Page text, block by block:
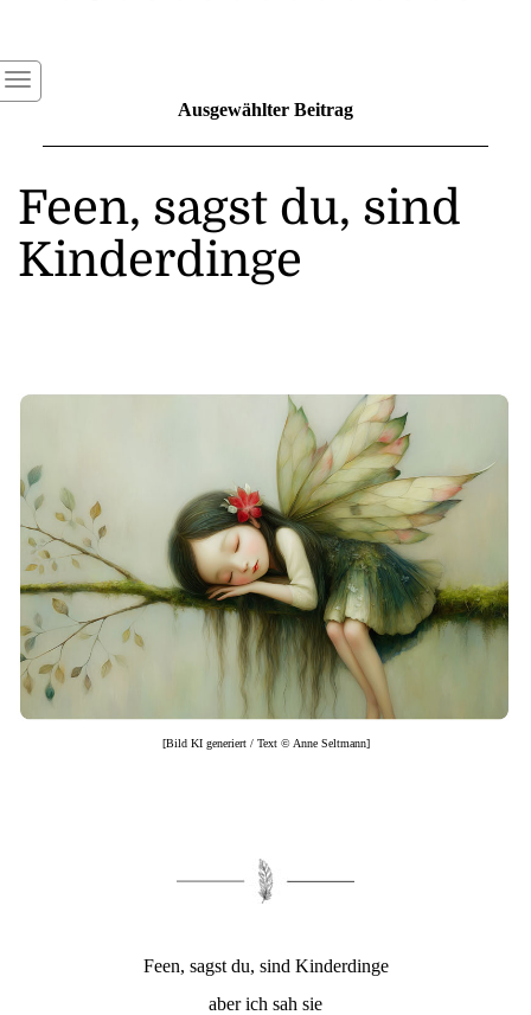
Ausgewählter Beitrag
Feen, sagst du, sind
Kinderdinge
[Bild KI generiert / Text © Anne Seltmann]
Feen, sagst du, sind Kinderdinge
aber ich sah sie